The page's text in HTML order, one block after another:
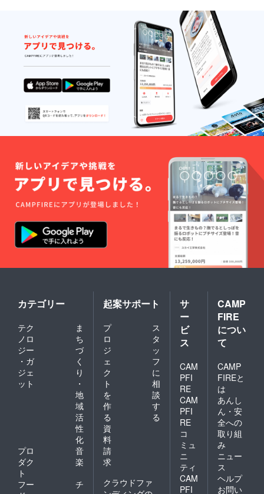
カテゴリー
テク
ノロ
ジー
・ガ
ジェ
ット
ま
ち
づ
く
り
・
地
域
活
性
化
プロ
ダク
ト
音
楽
フー
チ
起案サポート
プ
ロ
ジ
ェ
ク
ト
を
作
る
ス
タ
ッ
フ
に
相
談
す
る
資
料
請
求
クラウドファ
サ
ー
ビ
ス
CAM
PFI
RE
CAM
PFI
RE
コ
ミュ
ニ
ティ
CAM
PFI
CAMP
FIRE
につい
て
CAMP
FIREと
は
あんし
ん・安
全への
取り組
み
ニュー
ス
ヘルプ
お問い